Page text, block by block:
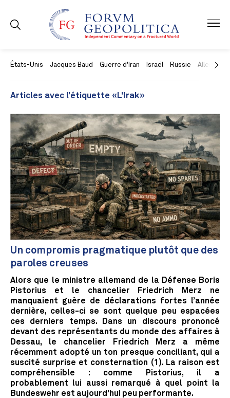
États-Unis Jacques Baud Guerre d'Iran Israël Russie Allemagne
Articles avec l’étiquette «L'Irak»
Un compromis pragmatique plutôt que des
paroles creuses
Alors que le ministre allemand de la Défense Boris
Pistorius et le chancelier Friedrich Merz ne
manquaient guère de déclarations fortes l’année
dernière, celles-ci se sont quelque peu espacées
ces derniers temps. Dans un discours prononcé
devant des représentants du monde des affaires à
Dessau, le chancelier Friedrich Merz a même
récemment adopté un ton presque conciliant, qui a
suscité surprise et consternation (1). La raison est
compréhensible : comme Pistorius, il a
probablement lui aussi remarqué à quel point la
Bundeswehr est aujourd'hui peu performante.